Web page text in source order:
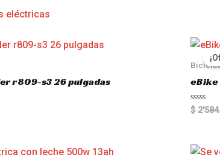
eléctricas
r809-s3 26 pulgadas eBike
R
a
0
o
$